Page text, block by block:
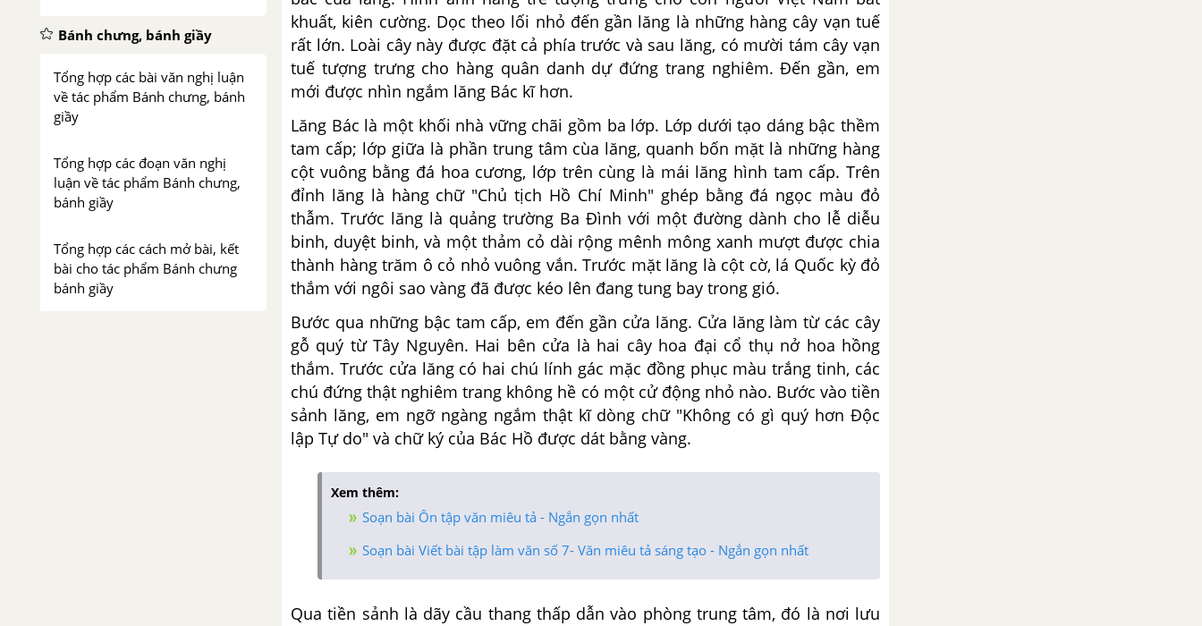
Bánh chưng, bánh giầy
Tổng hợp các bài văn nghị luận
về tác phẩm Bánh chưng, bánh
giầy
Tổng hợp các đoạn văn nghị
luận về tác phẩm Bánh chưng,
bánh giầy
Tổng hợp các cách mở bài, kết
bài cho tác phẩm Bánh chưng
bánh giầy
khuất, kiên cường. Dọc theo lối nhỏ đến gần lăng là những hàng cây vạn tuế
rất lớn. Loài cây này được đặt cả phía trước và sau lăng, có mười tám cây vạn
tuế tượng trưng cho hàng quân danh dự đứng trang nghiêm. Đến gần, em
mới được nhìn ngắm lăng Bác kĩ hơn.
Lăng Bác là một khối nhà vững chãi gồm ba lớp. Lớp dưới tạo dáng bậc thềm
tam cấp; lớp giữa là phần trung tâm cùa lăng, quanh bốn mặt là những hàng
cột vuông bằng đá hoa cương, lớp trên cùng là mái lăng hình tam cấp. Trên
đỉnh lăng là hàng chữ "Chủ tịch Hồ Chí Minh" ghép bằng đá ngọc màu đỏ
thẫm. Trước lăng là quảng trường Ba Đình với một đường dành cho lễ diễu
binh, duyệt binh, và một thảm cỏ dài rộng mênh môngxanh mượt được chia
thành hàng trăm ô cỏ nhỏvuông vắn. Trước mặt lăng là cột cờ, lá Quốc kỳ đỏ
thắm với ngôi sao vàng đã được kéo lên đang tung bay trong gió.
Bước qua những bậc tam cấp, em đến gần cửa lăng. Cửa lăng làm từ các cây
gỗ quý từ Tây Nguyên. Hai bên cửa là hai cây hoa đại cổ thụ nở hoa hồng
thắm. Trước cửa lăng có hai chú lính gác mặc đồng phục màutrắng tinh, các
chú đứngthật nghiêm trang không hề có một cử động nhỏ nào. Bước vào tiền
sảnh lăng, em ngỡ ngàng ngắm thật kĩ dòng chữ "Không có gì quý hơnĐộc
lập Tự do" và chữ ký của Bác Hồ được dát bằng vàng.
Xem thêm:
Soạn bài Ôn tập văn miêu tả - Ngắn gọn nhất
Soạn bài Viết bài tập làm văn số 7- Văn miêu tả sáng tạo - Ngắn gọn nhất
Qua tiền sảnh là dãy cầu thang thấp dẫn vào phòng trung tâm, đó là nơi lưu